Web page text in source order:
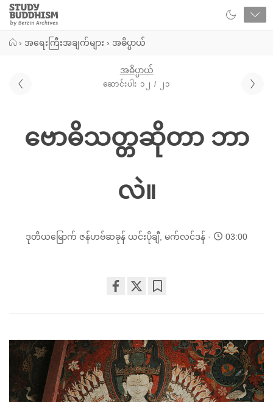
Close
Study
Buddhism
› အရေးကြီးအချက်များ › အဓိပ္ပာယ်
အဓိပ္ပာယ်
ဆောင်းပါး ၁၂ / ၂၁
ဗောဓိသတ္တဆိုတာ ဘာ
လဲ။
ဒုတိယမြောက် ဇန်ဟဗ်ဆခုန် ယင်းပိုချီ မက်လင်ဒန် 03:00
on